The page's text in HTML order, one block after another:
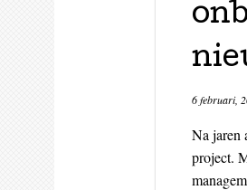
6 februari,
Na jaren
project.